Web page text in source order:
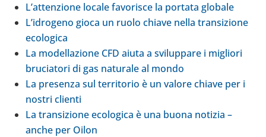
L’at­ten­zione locale favo­ri­sce la portata globale
L’i­dro­geno gioca un ruolo chiave nella tran­si­zione
eco­lo­gica
La model­la­zione CFD aiuta a svi­lup­pare i migliori
bru­cia­tori di gas natu­rale al mondo
La pre­senza sul ter­ri­to­rio è un valore chiave per i
nostri clienti
La tran­si­zione eco­lo­gica è una buona notizia –
anche per Oilon